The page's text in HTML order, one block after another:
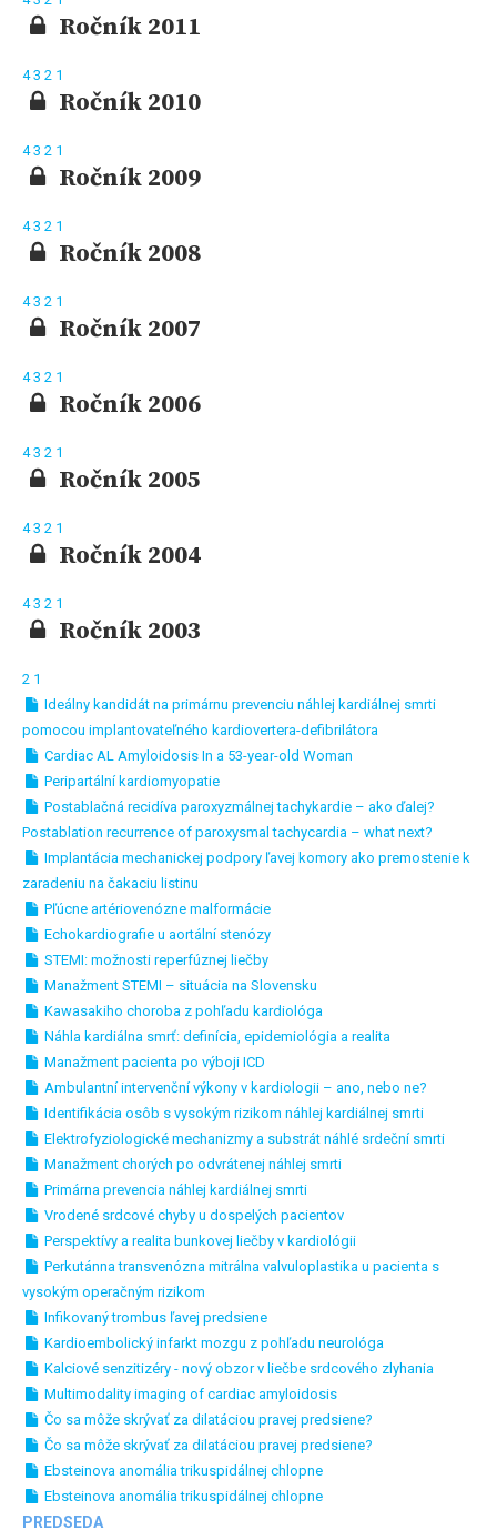
Ročník 2011
43 2 1
Ročník 2010
43 2 1
Ročník 2009
43 2 1
Ročník 2008
43 2 1
Ročník 2007
43 2 1
Ročník 2006
43 2 1
Ročník 2005
43 2 1
Ročník 2004
43 2 1
Ročník 2003
2 1
Ideálny kandidát na primárnu prevenciu náhlej kardiálnej smrti
pomocou implantovateľného kardiovertera-defibrilátora
Cardiac AL Amyloidosis In a 53-year-old Woman
Peripartální kardiomyopatie
Postablačná recidíva paroxyzmálnej tachykardie – ako ďalej?
Postablation recurrence of paroxysmal tachycardia – what next?
Implantácia mechanickej podpory ľavej komory ako premostenie k
zaradeniu na čakaciu listinu
Pľúcne artériovenózne malformácie
Echokardiografie u aortální stenózy
STEMI: možnosti reperfúznej liečby
Manažment STEMI – situácia na Slovensku
Kawasakiho choroba z pohľadu kardiológa
Náhla kardiálna smrť: definícia, epidemiológia a realita
Manažment pacienta po výboji ICD
Ambulantní intervenční výkony v kardiologii – ano, nebo ne?
Identifikácia osôb s vysokým rizikom náhlej kardiálnej smrti
Elektrofyziologické mechanizmy a substrát náhlé srdeční smrti
Manažment chorých po odvrátenej náhlej smrti
Primárna prevencia náhlej kardiálnej smrti
Vrodené srdcové chyby u dospelých pacientov
Perspektívy a realita bunkovej liečby v kardiológii
Perkutánna transvenózna mitrálna valvuloplastika u pacienta s
vysokým operačným rizikom
Infikovaný trombus ľavej predsiene
Kardioembolický infarkt mozgu z pohľadu neurológa
Kalciové senzitizéry - nový obzor v liečbe srdcového zlyhania
Multimodality imaging of cardiac amyloidosis
Čo sa môže skrývať za dilatáciou pravej predsiene?
Čo sa môže skrývať za dilatáciou pravej predsiene?
Ebsteinova anomália trikuspidálnej chlopne
Ebsteinova anomália trikuspidálnej chlopne
PREDSEDA